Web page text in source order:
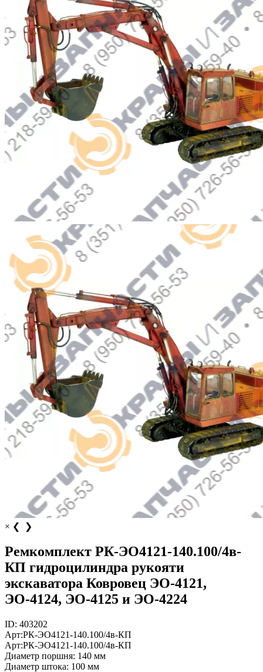
× ❮ ❯
Ремкомплект РК-ЭО4121-140.100/4в-
КП гидроцилиндра рукояти
экскаватора Ковровец ЭО-4121,
ЭО-4124, ЭО-4125 и ЭО-4224
ID: 403202
Арт:РК-ЭО4121-140.100/4в-КП
Арт:РК-ЭО4121-140.100/4в-КП
Диаметр поршня: 140 мм
Диаметр штока: 100 мм